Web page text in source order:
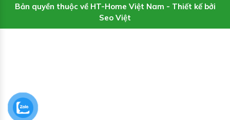
Bản quyền thuộc về HT-Home Việt Nam - Thiết kế bởi
Seo Việt